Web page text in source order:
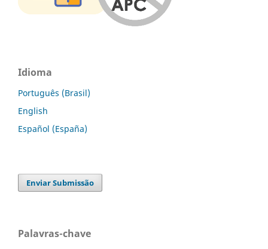
Idioma
Português (Brasil)
English
Español (España)
Enviar Submissão
Palavras-chave